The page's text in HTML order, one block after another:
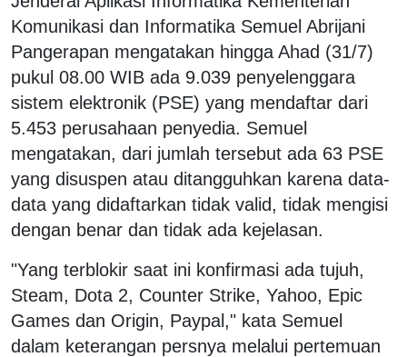
Komunikasi dan Informatika Semuel Abrijani
Pangerapan mengatakan hingga Ahad (31/7)
pukul 08.00 WIB ada 9.039 penyelenggara
sistem elektronik (PSE) yang mendaftar dari
5.453 perusahaan penyedia. Semuel
mengatakan, dari jumlah tersebut ada 63 PSE
yang disuspen atau ditangguhkan karena data-
data yang didaftarkan tidak valid, tidak mengisi
dengan benar dan tidak ada kejelasan.
"Yang terblokir saat ini konfirmasi ada tujuh,
Steam, Dota 2, Counter Strike, Yahoo, Epic
Games dan Origin, Paypal," kata Semuel
dalam keterangan persnya melalui pertemuan